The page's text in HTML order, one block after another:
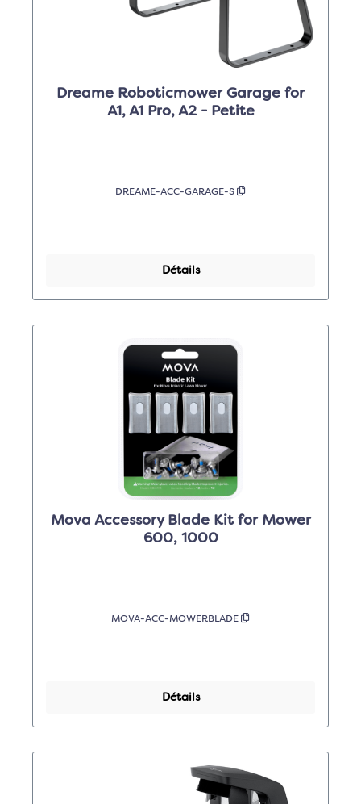
Dreame Roboticmower Garage for
A1, A1 Pro, A2 - Petite
DREAME-ACC-GARAGE-S
Détails
Mova Accessory Blade Kit for Mower
600, 1000
MOVA-ACC-MOWERBLADE
Détails